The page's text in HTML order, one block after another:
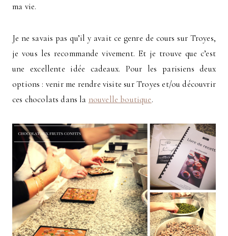
ma vie.
Je ne savais pas qu’il y avait ce genre de cours sur Troyes,
je vous les recommande vivement. Et je trouve que c’est
une excellente idée cadeaux. Pour les parisiens deux
options : venir me rendre visite sur Troyes et/ou découvrir
ces chocolats dans la nouvelle boutique.